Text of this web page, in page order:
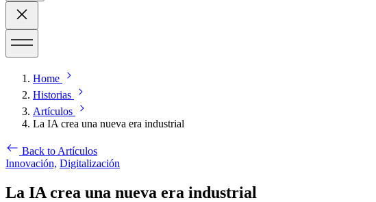
Home
Historias
Artículos
La IA crea una nueva era industrial
Back to Artículos
Innovación, Digitalización
La IA crea una nueva era industrial